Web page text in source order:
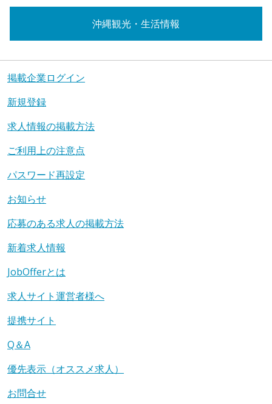
沖縄観光・生活情報
掲載企業ログイン
新規登録
求人情報の掲載方法
ご利用上の注意点
パスワード再設定
お知らせ
応募のある求人の掲載方法
新着求人情報
JobOfferとは
求人サイト運営者様へ
提携サイト
Q＆A
優先表示（オススメ求人）
お問合せ